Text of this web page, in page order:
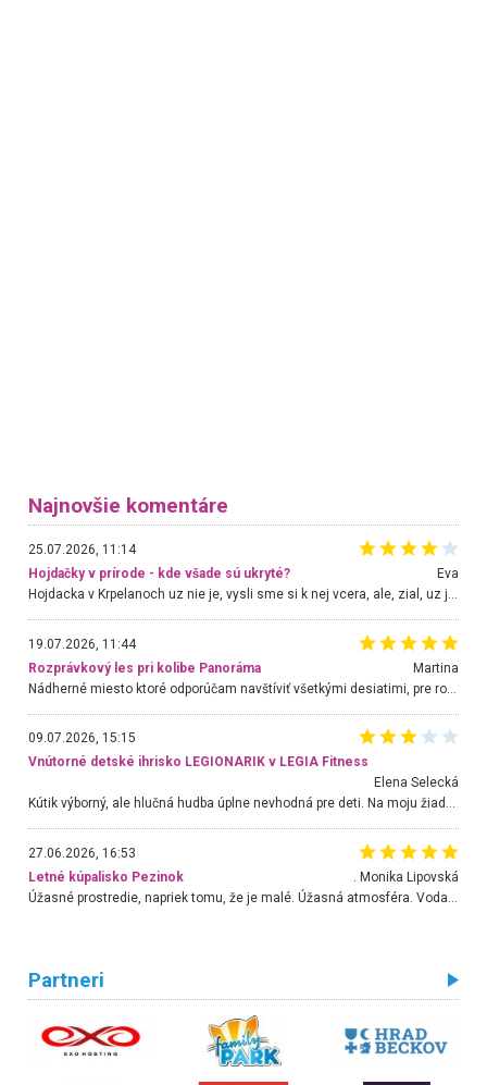
Najnovšie komentáre
25.07.2026, 11:14
Hojdačky v prírode - kde všade sú ukryté?
Eva
Hojdacka v Krpelanoch uz nie je, vysli sme si k nej vcera, ale, zial, uz je znicena. Ak sem planujete cestu len kvoli hojdacke, mozete si ju usetrit. Krasny vyhlad je tu vsak aj bez hojdacky :-)
19.07.2026, 11:44
Rozprávkový les pri kolibe Panoráma
Martina
Nádherné miesto ktoré odporúčam navštíviť všetkými desiatimi, pre rodiny s deťmi, dôchodcom... Proste a jednoducho ozaj rozprávkový les.. určite ešte prídeme. Odniesli sme si na pamiatku krásne tričká,
09.07.2026, 15:15
Vnútorné detské ihrisko LEGIONARIK v LEGIA Fitness
Elena Selecká
Kútik výborný, ale hlučná hudba úplne nevhodná pre deti. Na moju žiadosť o aspoň sušenie nereagovali.
27.06.2026, 16:53
Letné kúpalisko Pezinok
. Monika Lipovská
Úžasné prostredie, napriek tomu, že je malé. Úžasná atmosféra. Voda fantastická a nádherná. Ľudí je pomerne veľa, ale su mili a ohľaduplní. Je veľmi zaujímavé sledovať, ako dokážu spolu športovať cudzí ľudia a bez ohľadu na vek. Vládne tu pohoda. Vnuka neviem dostať z vody. Ďakujem za krásny deň . Urcite sa sem vrátim. Jediný problém je s parkovaním, ale aj ten sa mi podarilo vyriešiť. Monika Bratislava
Partneri